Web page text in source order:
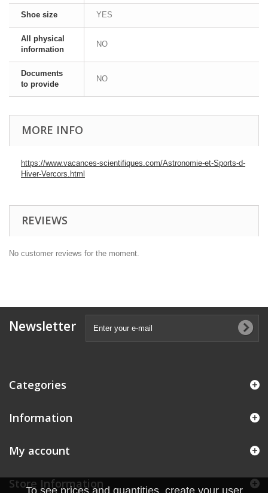
To see prices and quantities, create your user
Shoe size YES
All physical
information
NO
Documents
to provide
NO
MORE INFO
https://www.vacances-scientifiques.com/Astronomie-et-Sports-d-
Hiver-Vercors.html
REVIEWS
No customer reviews for the moment.
Newsletter
Categories
Information
My account
Store Information